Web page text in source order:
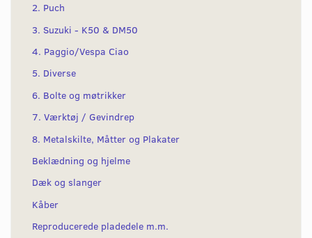
2. Puch
3. Suzuki - K50 & DM50
4. Paggio/Vespa Ciao
5. Diverse
6. Bolte og møtrikker
7. Værktøj / Gevindrep
8. Metalskilte, Måtter og Plakater
Beklædning og hjelme
Dæk og slanger
Kåber
Reproducerede pladedele m.m.